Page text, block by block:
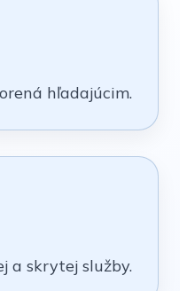
hľadajúcim.
a skrytej služby.